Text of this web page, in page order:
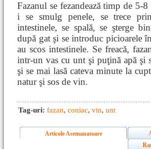
Fazanul se fezandează timp de 5-
i se smulg penele, se trece
intestinele, se spală, se şterge
după gat şi se introduc picioarele
au scos intestinele. Se freacă,
intr-un vas cu unt şi puţină apă şi
şi se mai lasă cateva minute la
natur şi sos de vin.
Tag-uri: fazan, coniac, vin, unt
Articole Asemanatoare